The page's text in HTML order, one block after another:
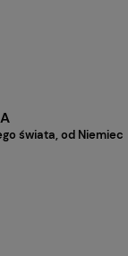
świata, od Niemiec